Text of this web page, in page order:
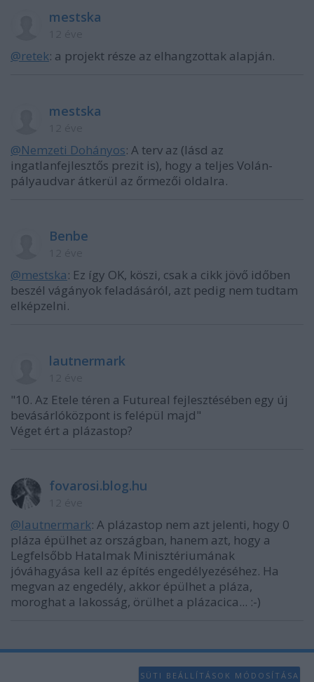
mestska
@retek: a projekt része az elhangzottak alapján.
mestska
@Nemzeti Dohányos: A terv az (lásd az
ingatlanfejlesztős prezit is), hogy a teljes Volán-
pályaudvar átkerül az őrmezői oldalra.
Benbe
@mestska: Ez így OK, köszi, csak a cikk jövő időben
beszél vágányok feladásáról, azt pedig nem tudtam
elképzelni.
lautnermark
"10. Az Etele téren a Futureal fejlesztésében egy új
bevásárlóközpont is felépül majd"
Véget ért a plázastop?
fovarosi.blog.hu
@lautnermark: A plázastop nem azt jelenti, hogy 0
pláza épülhet az országban, hanem azt, hogy a
Legfelsőbb Hatalmak Minisztériumának
jóváhagyása kell az építés engedélyezéséhez. Ha
megvan az engedély, akkor épülhet a pláza,
moroghat a lakosság, örülhet a plázacica... :-)
SÜTI BEÁLLÍTÁSOK MÓDOSÍTÁSA